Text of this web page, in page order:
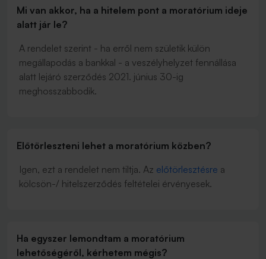
Mi van akkor, ha a hitelem pont a moratórium ideje
alatt jár le?
A rendelet szerint - ha erről nem születik külön
megállapodás a bankkal - a veszélyhelyzet fennállása
alatt lejáró szerződés 2021. június 30-ig
meghosszabbodik.
Előtörleszteni lehet a moratórium közben?
Igen, ezt a rendelet nem tiltja. Az előtörlesztésre a
kölcsön-/ hitelszerződés feltételei érvényesek.
Ha egyszer lemondtam a moratórium
lehetőségéről, kérhetem mégis?